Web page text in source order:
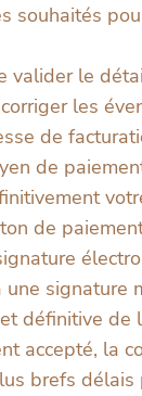
souhaités
valider le
les
de
de
de
signature
définitive de
accepté, la
brefs délais